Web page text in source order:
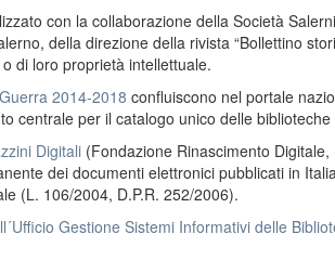
con la collaborazione della Società
della direzione della rivista “Bollettino
di loro proprietà intellettuale.
2014-2018 confluiscono nel portale
centrale per il catalogo unico delle
Digitali (Fondazione Rinascimento
dei documenti elettronici pubblicati in
(L. 106/2004, D.P.R. 252/2006).
Gestione Sistemi Informativi delle